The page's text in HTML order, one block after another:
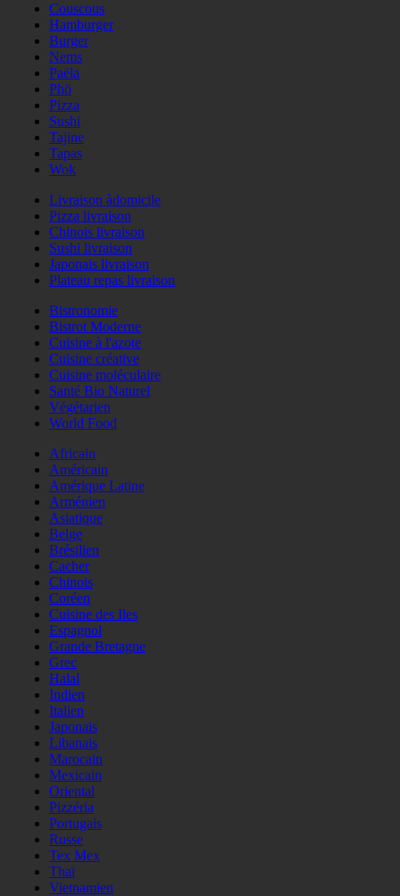
Couscous
Hamburger
Burger
Nems
Paëla
Phö
Pizza
Sushi
Tajine
Tapas
Wok
Livraison àdomicile
Pizza livraison
Chinois livraison
Sushi livraison
Japonais livraison
Plateau repas livraison
Bistronomie
Bistrot Moderne
Cuisine à l'azote
Cuisine créative
Cuisine moléculaire
Santé Bio Naturel
Végétarien
World Food
Africain
Américain
Amérique Latine
Arménien
Asiatique
Belge
Brésilien
Cacher
Chinois
Coréen
Cuisine des Iles
Espagnol
Grande Bretagne
Grec
Halal
Indien
Italien
Japonais
Libanais
Marocain
Mexicain
Oriental
Pizzéria
Portugais
Russe
Tex Mex
Thaï
Vietnamien